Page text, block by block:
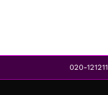
020-121211